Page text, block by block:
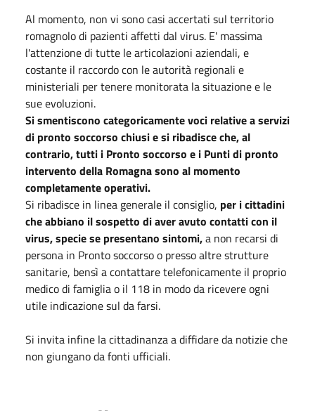
Al momento, non vi sono casi accertati sul territorio
romagnolo di pazienti affetti dal virus. E' massima
l'attenzione di tutte le articolazioni aziendali, e
costante il raccordo con le autorità regionali e
ministeriali per tenere monitorata la situazione e le
sue evoluzioni.
Si smentiscono categoricamente voci relative a servizi
di pronto soccorso chiusi e si ribadisce che, al
contrario, tutti i Pronto soccorso e i Punti di pronto
intervento della Romagna sono al momento
completamente operativi.
Si ribadisce in linea generale il consiglio, per i cittadini
che abbiano il sospetto di aver avuto contatti con il
virus, specie se presentano sintomi,a non recarsi di
persona in Pronto soccorso o presso altre strutture
sanitarie, bensì a contattare telefonicamente il proprio
medico di famiglia o il 118 in modo da ricevere ogni
utile indicazione sul da farsi.
Si invita infine la cittadinanza a diffidare da notizie che
non giungano da fonti ufficiali.